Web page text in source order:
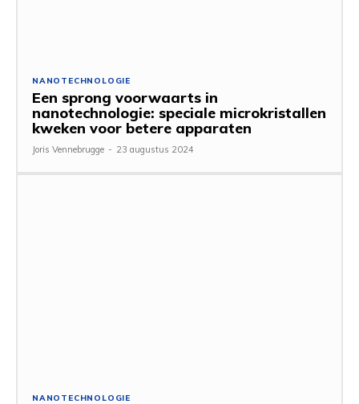
NANOTECHNOLOGIE
Een sprong voorwaarts in
nanotechnologie: speciale microkristallen
kweken voor betere apparaten
Joris Vennebrugge - 23 augustus 2024
NANOTECHNOLOGIE